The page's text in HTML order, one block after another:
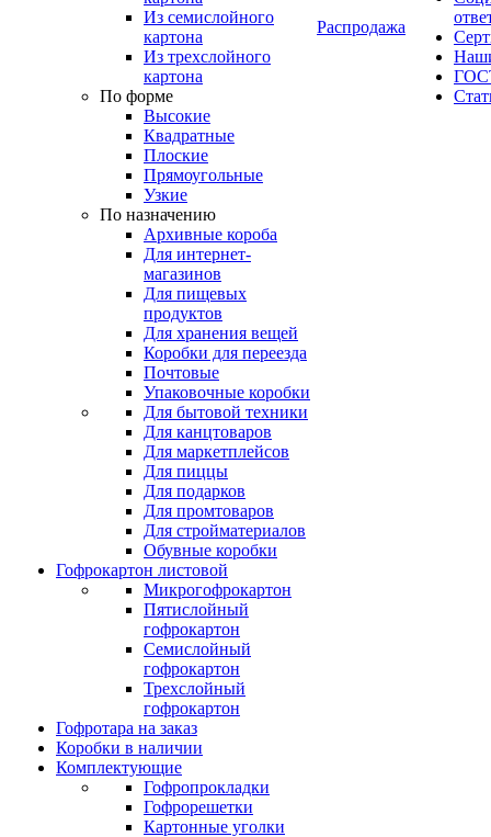
Из семислойного
картона
Из трехслойного
картона
По форме
Высокие
Квадратные
Плоские
Прямоугольные
Узкие
По назначению
Архивные короба
Для интернет-
магазинов
Для пищевых
продуктов
Для хранения вещей
Коробки для переезда
Почтовые
Упаковочные коробки
Для бытовой техники
Для канцтоваров
Для маркетплейсов
Для пиццы
Для подарков
Для промтоваров
Для стройматериалов
Обувные коробки
Гофрокартон листовой
Микрогофрокартон
Пятислойный
гофрокартон
Семислойный
гофрокартон
Трехслойный
гофрокартон
Гофротара на заказ
Коробки в наличии
Комплектующие
Гофропрокладки
Гофрорешетки
Картонные уголки
Распродажа